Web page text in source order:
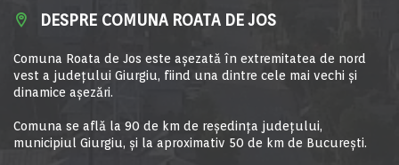
DESPRE COMUNA ROATA DE JOS
Comuna Roata de Jos este aşezată în extremitatea de nord
vest a judeţului Giurgiu, fiind una dintre cele mai vechi şi
dinamice aşezări.
Comuna se află la 90 de km de reşedinţa judeţului,
municipiul Giurgiu, şi la aproximativ 50 de km de Bucureşti.